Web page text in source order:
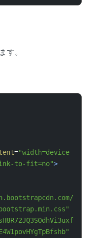
。
="width=device-
to-fit=no">